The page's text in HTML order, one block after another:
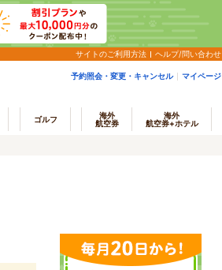
サイトのご利用方法 ヘルプ/問い合わせ
予約照会・変更・キャンセル マイページ
ゴルフ
海外
航空券
海外
航空券+ホテル